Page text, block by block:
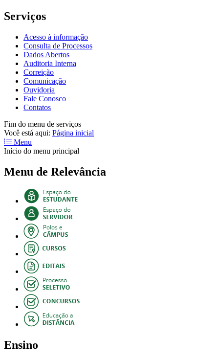
Serviços
Acesso à informação
Consulta de Processos
Dados Abertos
Auditoria Interna
Correição
Comunicação
Ouvidoria
Fale Conosco
Contatos
Fim do menu de serviços
Você está aqui: Página inicial
Menu
Início do menu principal
Menu de Relevância
Ensino